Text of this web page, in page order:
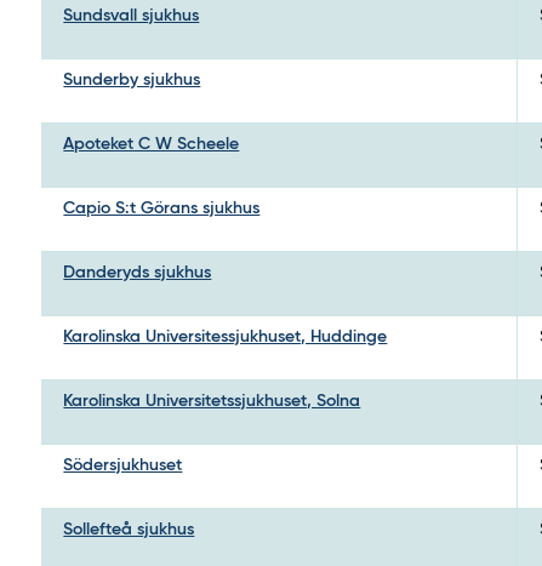
Sundsvall sjukhus
Sunderby sjukhus
Apoteket C W Scheele
Capio S:t Görans sjukhus
Danderyds sjukhus
Karolinska Universitessjukhuset, Huddinge
Karolinska Universitetssjukhuset, Solna
Södersjukhuset
Sollefteå sjukhus